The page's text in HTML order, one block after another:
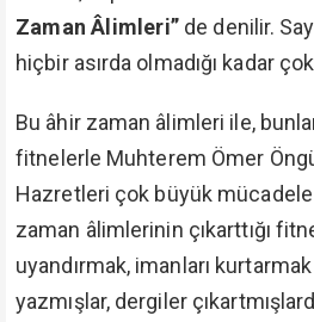
Zaman Âlimleri” de denilir.
hiçbir asırda olmadığı kadar
Bu âhir zaman âlimleri ile,
fitnelerle Muhterem Ömer
Hazretleri çok büyük
zaman âlimlerinin çıkarttığı
uyandırmak, imanları
yazmışlar, dergiler